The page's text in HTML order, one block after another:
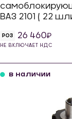
ВАЗ 2101 ( 22
РОЗ 26 460
НЕ ВКЛЮЧАЕТ НДС
в наличии